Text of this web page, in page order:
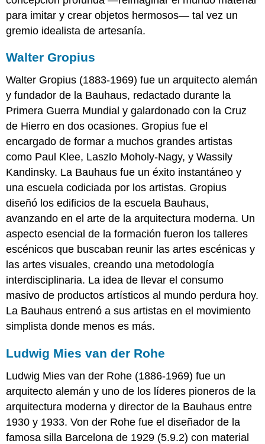
para imitar y crear objetos hermosos— tal vez un
gremio idealista de artesanía.
Walter Gropius
Walter Gropius (1883-1969) fue un arquitecto alemán
y fundador de la Bauhaus, redactado durante la
Primera Guerra Mundial y galardonado con la Cruz
de Hierro en dos ocasiones. Gropius fue el
encargado de formar a muchos grandes artistas
como Paul Klee, Laszlo Moholy-Nagy, y Wassily
Kandinsky. La Bauhaus fue un éxito instantáneo y
una escuela codiciada por los artistas. Gropius
diseñó los edificios de la escuela Bauhaus,
avanzando en el arte de la arquitectura moderna. Un
aspecto esencial de la formación fueron los talleres
escénicos que buscaban reunir las artes escénicas y
las artes visuales, creando una metodología
interdisciplinaria. La idea de llevar el consumo
masivo de productos artísticos al mundo perdura hoy.
La Bauhaus entrenó a sus artistas en el movimiento
simplista donde menos es más.
Ludwig Mies van der Rohe
Ludwig Mies van der Rohe (1886-1969) fue un
arquitecto alemán y uno de los líderes pioneros de la
arquitectura moderna y director de la Bauhaus entre
1930 y 1933. Von der Rohe fue el diseñador de la
famosa silla Barcelona de 1929 (5.9.2) con material